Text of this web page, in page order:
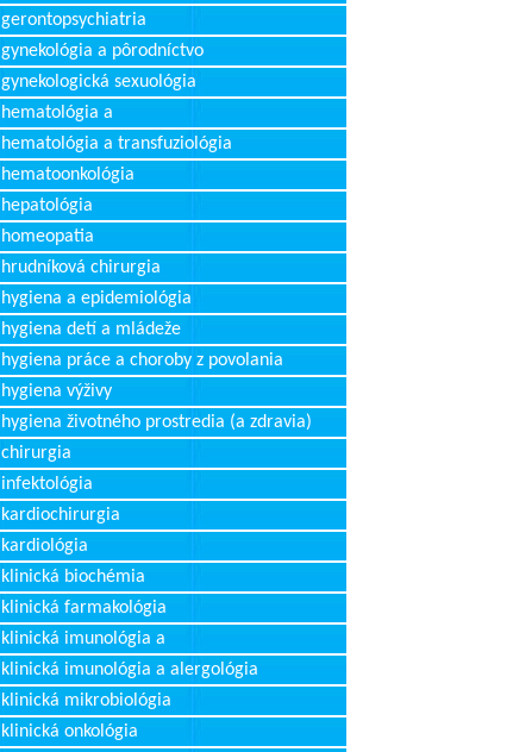
gerontopsychiatria
gynekológia a pôrodníctvo
gynekologická sexuológia
hematológia a
hematológia a transfuziológia
hematoonkológia
hepatológia
homeopatia
hrudníková chirurgia
hygiena a epidemiológia
hygiena detí a mládeže
hygiena práce a choroby z povolania
hygiena výživy
hygiena životného prostredia (a zdravia)
chirurgia
infektológia
kardiochirurgia
kardiológia
klinická biochémia
klinická farmakológia
klinická imunológia a
klinická imunológia a alergológia
klinická mikrobiológia
klinická onkológia